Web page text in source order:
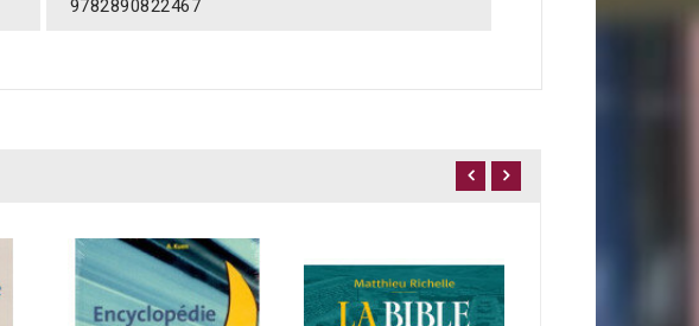
9782890822467